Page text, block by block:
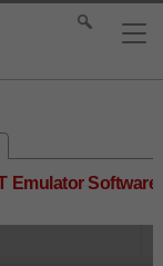
Emulator Software